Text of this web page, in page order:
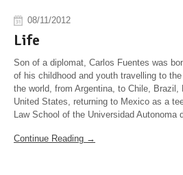
08/11/2012
Life
Son of a diplomat, Carlos Fuentes was
of his childhood and youth travelling to
the world, from Argentina, to Chile, Brazil,
United States, returning to Mexico as a
Law School of the Universidad
Continue Reading →